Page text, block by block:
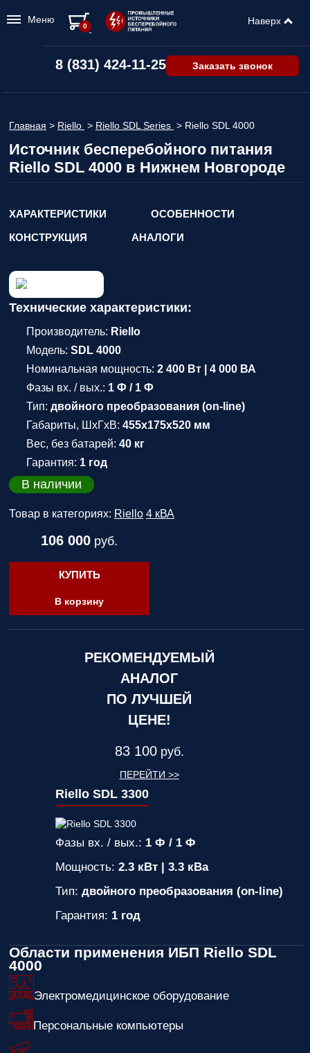
8 (831) 424-11-25 Заказать звонок
Главная > Riello > Riello SDL Series > Riello SDL 4000
Источник бесперебойного питания
Riello SDL 4000 в Нижнем Новгороде
ХАРАКТЕРИСТИКИ
ОСОБЕННОСТИ
КОНСТРУКЦИЯ
АНАЛОГИ
Технические характеристики:
Производитель: Riello
Модель: SDL 4000
Номинальная мощность: 2 400 Вт | 4 000 ВА
Фазы вх. / вых.: 1 Ф / 1 Ф
Тип: двойного преобразования (on-line)
Габариты, ШхГхВ: 455x175x520 мм
Вес, без батарей: 40 кг
Гарантия: 1 год
В наличии
Товар в категориях: Riello 4 кВА
106 000 руб.
КУПИТЬ
В корзину
РЕКОМЕНДУЕМЫЙ
АНАЛОГ
ПО ЛУЧШЕЙ
ЦЕНЕ!
83 100 руб.
ПЕРЕЙТИ >>
Riello SDL 3300
Фазы вх. / вых.: 1 Ф / 1 Ф
Мощность:2.3 кВт | 3.3 кВа
Тип:двойного преобразования (on-line)
Гарантия: 1 год
Области применения ИБП Riello SDL
4000
Электромедицинское оборудование
Персональные компьютеры
Меню Наверх
0